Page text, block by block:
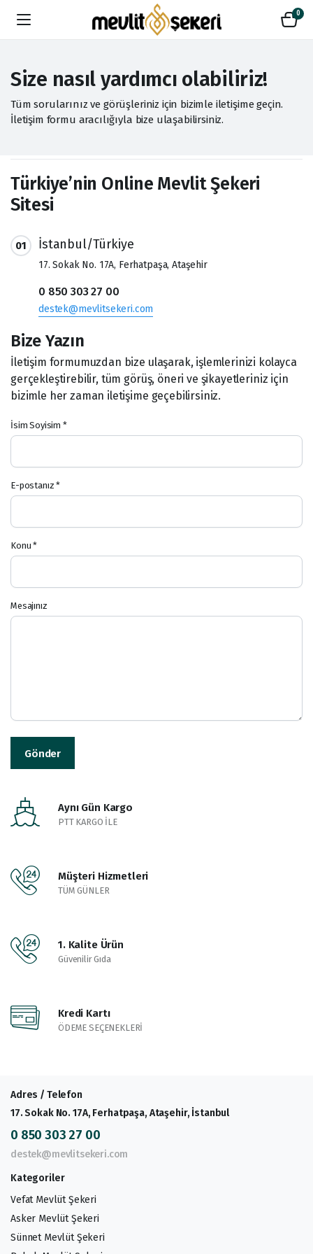
0
Size nasıl yardımcı olabiliriz!
Tüm sorularınız ve görüşleriniz için bizimle iletişime geçin.
İletişim formu aracılığıyla bize ulaşabilirsiniz.
Türkiye’nin Online Mevlit Şekeri
Sitesi
01 İstanbul/Türkiye
17. Sokak No. 17A, Ferhatpaşa, Ataşehir
0 850 303 27 00
destek@mevlitsekeri.com
Bize Yazın
İletişim formumuzdan bize ulaşarak, işlemlerinizi kolayca
gerçekleştirebilir, tüm görüş, öneri ve şikayetleriniz için
bizimle her zaman iletişime geçebilirsiniz.
İsim Soyisim *
E-postanız *
Konu *
Mesajınız
Aynı Gün Kargo
PTT KARGO İLE
Müşteri Hizmetleri
TÜM GÜNLER
1. Kalite Ürün
Güvenilir Gıda
Kredi Kartı
ÖDEME SEÇENEKLERİ
Adres / Telefon
17. Sokak No. 17A, Ferhatpaşa, Ataşehir, İstanbul
0 850 303 27 00
destek@mevlitsekeri.com
Kategoriler
Vefat Mevlüt Şekeri
Asker Mevlüt Şekeri
Sünnet Mevlüt Şekeri